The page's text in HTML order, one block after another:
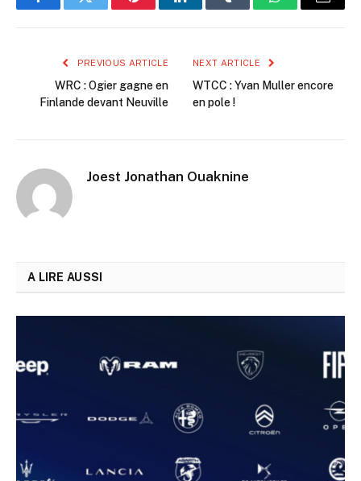
FacebookTwitter PinterestLinkedInTumblr WhatsAppEmail
PREVIOUS ARTICLE
WRC : Ogier gagne en
Finlande devant Neuville
NEXT ARTICLE
WTCC : Yvan Muller encore
en pole !
Joest Jonathan Ouaknine
A LIRE AUSSI